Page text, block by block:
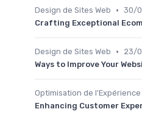
Design de Sites Web • 30/
Crafting Exceptional
Design de Sites Web •
23/
Ways to Improve Your
Optimisation de
Enhancing Customer